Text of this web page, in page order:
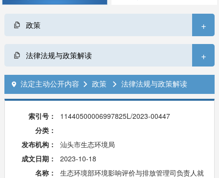
政策 +
法律法规与政策解读 +
 法定主动公开内容  政策  法律法规与政策解读
索引号：
11440500006997825L/2023-00447
分类：
发布机构：
汕头市生态环境局
成文日期：
2023-10-18
名称：
生态环境部环境影响评价与排放管理司负责人就